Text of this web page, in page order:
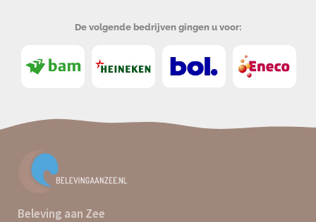
De volgende bedrijven gingen u voor:
Beleving aan Zee